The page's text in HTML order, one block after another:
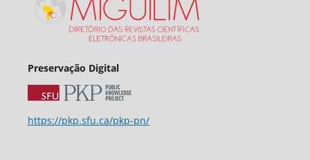
Preservação Digital
https://pkp.sfu.ca/pkp-pn/